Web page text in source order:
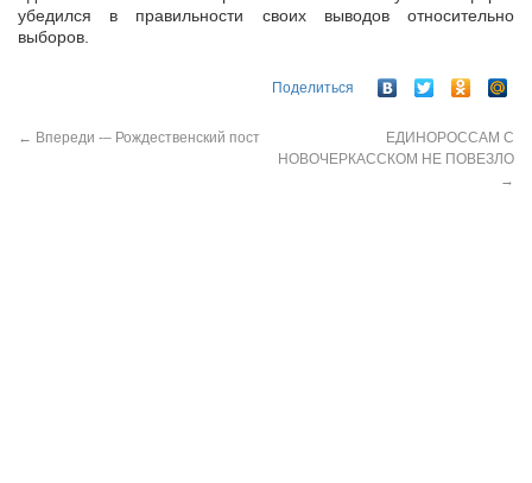
убедился в правильности своих выводов относительно
выборов.
Поделиться
← Впереди -– Рождественский пост
ЕДИНОРОССАМ С
НОВОЧЕРКАССКОМ НЕ ПОВЕЗЛО
→